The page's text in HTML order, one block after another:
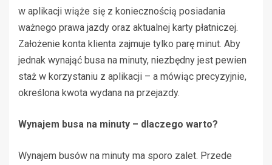
w aplikacji wiąże się z koniecznością posiadania
ważnego prawa jazdy oraz aktualnej karty płatniczej.
Założenie konta klienta zajmuje tylko parę minut. Aby
jednak wynająć busa na minuty, niezbędny jest pewien
staż w korzystaniu z aplikacji – a mówiąc precyzyjnie,
określona kwota wydana na przejazdy.
Wynajem busa na minuty – dlaczego warto?
Wynajem busów na minuty ma sporo zalet. Przede